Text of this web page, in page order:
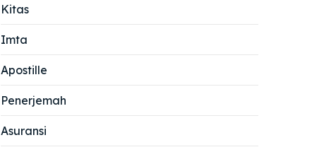
Kitas
Imta
Apostille
Penerjemah
Asuransi